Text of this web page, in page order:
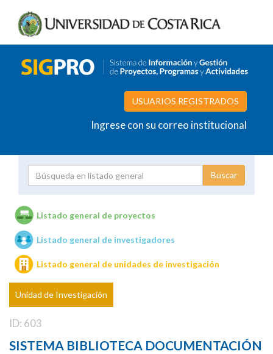
USUARIOS REGISTRADOS
Ingrese con su correo institucional
Unidades de investigación
Listado general de proyectos
Listado general de investigadores
Listado general de unidades de investigación
Unidad de Investigación
ID: 603
SISTEMA BIBLIOTECA DOCUMENTACIÓN